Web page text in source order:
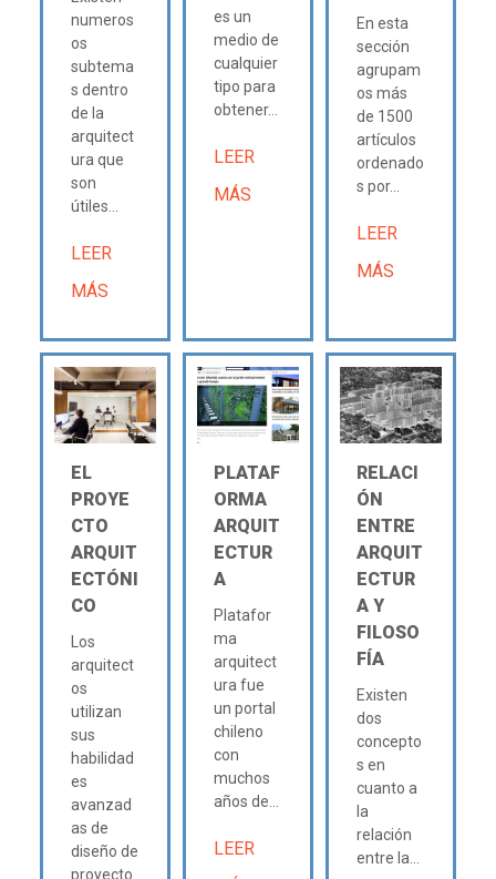
numeros
os
subtema
s dentro
de la
arquitect
ura que
son
útiles...
LEER
MÁS
es un
medio de
cualquier
tipo para
obtener...
LEER
MÁS
En esta
sección
agrupam
os más
de 1500
artículos
ordenado
s por...
LEER
MÁS
EL
PROYE
CTO
ARQUIT
ECTÓNI
CO
Los
arquitect
os
utilizan
sus
habilidad
es
avanzad
as de
diseño de
proyecto
PLATAF
ORMA
ARQUIT
ECTUR
A
Platafor
ma
arquitect
ura fue
un portal
chileno
con
muchos
años de...
LEER
RELACI
ÓN
ENTRE
ARQUIT
ECTUR
A Y
FILOSO
FÍA
Existen
dos
concepto
s en
cuanto a
la
relación
entre la...